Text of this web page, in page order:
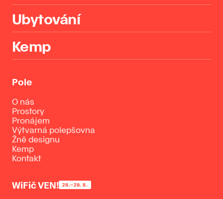
Ubytování
Kemp
Pole
O nás
Prostory
Pronájem
Výtvarná polepšovna
Žně designu
Kemp
Kontakt
WiFič VEN! 28.–29. 8.